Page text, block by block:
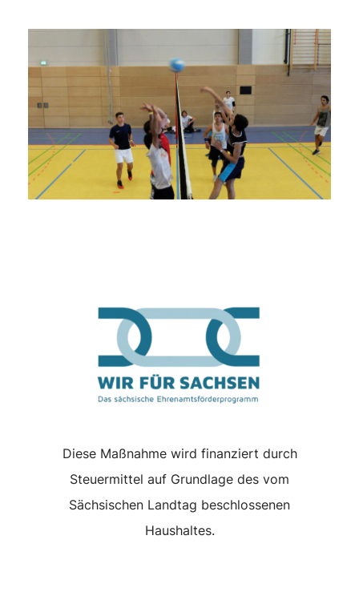
Diese Maßnahme wird finanziert durch
Steuermittel auf Grundlage des vom
Sächsischen Landtag beschlossenen
Haushaltes.